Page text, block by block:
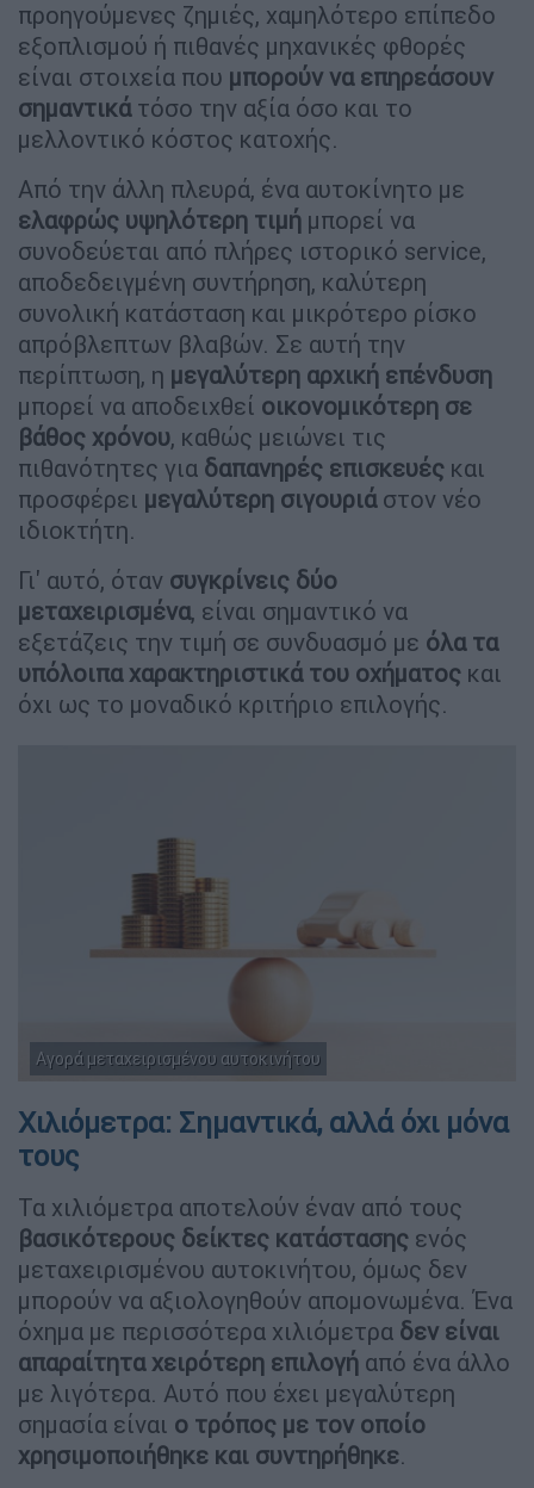
προηγούμενες ζημιές, χαμηλότερο επίπεδο
εξοπλισμού ή πιθανές μηχανικές φθορές
είναι στοιχεία που μπορούν να επηρεάσουν
σημαντικάτόσο την αξία όσο και το
μελλοντικό κόστος κατοχής.
Από την άλλη πλευρά, ένα αυτοκίνητο με
ελαφρώς υψηλότερη τιμή μπορεί να
συνοδεύεται από πλήρες ιστορικό service,
αποδεδειγμένη συντήρηση, καλύτερη
συνολική κατάσταση και μικρότερο ρίσκο
απρόβλεπτων βλαβών. Σε αυτή την
περίπτωση, η μεγαλύτερη αρχική επένδυση
μπορεί να αποδειχθεί οικονομικότερη σε
βάθος χρόνου, καθώς μειώνει τις
πιθανότητες για δαπανηρές επισκευές και
προσφέρει μεγαλύτερη σιγουριάστον νέο
ιδιοκτήτη.
Γι' αυτό, όταν συγκρίνεις δύο
μεταχειρισμένα, είναι σημαντικό να
εξετάζεις την τιμή σε συνδυασμό με όλα τα
υπόλοιπα χαρακτηριστικά του οχήματος και
όχι ως το μοναδικό κριτήριο επιλογής.
Αγορά μεταχειρισμένου αυτοκινήτου
Χιλιόμετρα: Σημαντικά, αλλά όχι μόνα
τους
Τα χιλιόμετρα αποτελούν έναν από τους
βασικότερους δείκτες κατάστασης ενός
μεταχειρισμένου αυτοκινήτου, όμως δεν
μπορούν να αξιολογηθούν απομονωμένα. Ένα
όχημα με περισσότερα χιλιόμετρα δεν είναι
απαραίτητα χειρότερη επιλογή από ένα άλλο
με λιγότερα. Αυτό που έχει μεγαλύτερη
σημασία είναι ο τρόπος με τον οποίο
χρησιμοποιήθηκε και συντηρήθηκε.